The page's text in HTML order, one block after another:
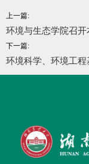
上一篇:
环境与生态学院召
下一篇:
环境科学、环境工